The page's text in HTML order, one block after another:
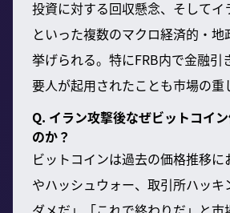
投資に対する回収懸念、そしてイ
といった複数のマクロ経済的・地
挙げられる。特にFRB内で金融引
要人が起用されたことも市場の重
Q. イラン攻撃後なぜビットコイ
のか？
ビットコインは過去の価格推移に
やハッシュウォー、取引所ハッキ